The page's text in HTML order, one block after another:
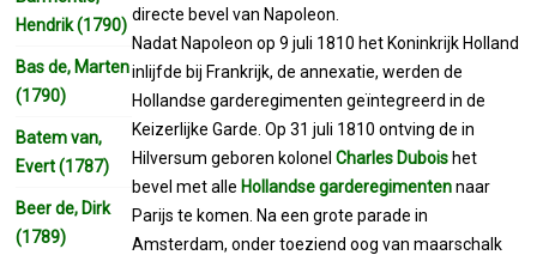
directe bevel van Napoleon.
Nadat Napoleon op 9 juli 1810 het Koninkrijk Holland
inlijfde bij Frankrijk, de annexatie, werden de
Hollandse garderegimenten geïntegreerd in de
Keizerlijke Garde. Op 31 juli 1810 ontving de in
Hilversum geboren kolonelCharles Dubois het
bevel met alle Hollandse garderegimentennaar
Parijs te komen. Na een grote parade in
Amsterdam, onder toeziend oog van maarschalk
Hendrik (1790)
Bas de, Marten
(1790)
Batem van,
Evert (1787)
Beer de, Dirk
(1789)